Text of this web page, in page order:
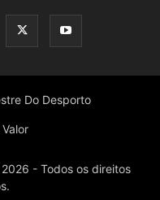
Do Desporto
- Todos os direitos